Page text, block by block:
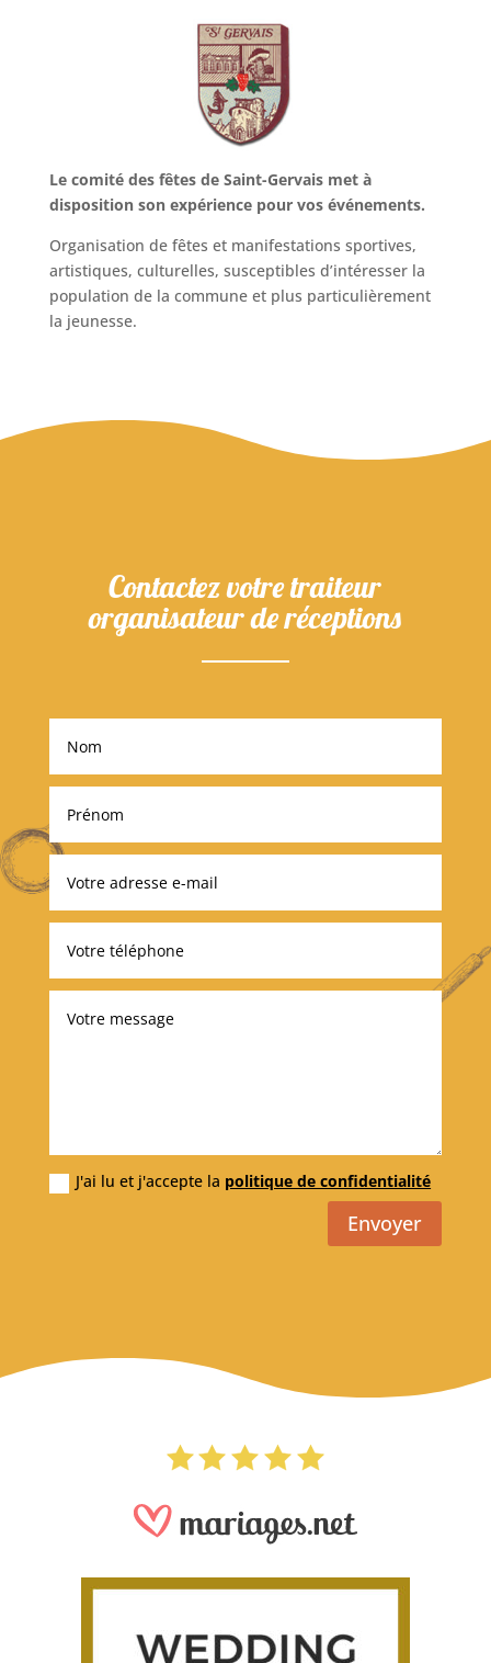
Le comité des fêtes de Saint-Gervais met à
disposition son expérience pour vos événements.
Organisation de fêtes et manifestations sportives,
artistiques, culturelles, susceptibles d’intéresser la
population de la commune et plus particulièrement
la jeunesse.
Contactez votre traiteur
organisateur de réceptions
J'ai lu et j'accepte la politique de confidentialité
Envoyer